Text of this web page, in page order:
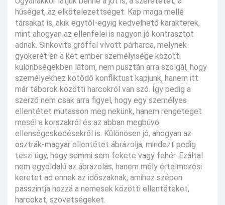
hűséget, az elkötelezettséget. Kap maga mellé
társakat is, akik egytől-egyig kedvelhető karakterek,
mint ahogyan az ellenfelei is nagyon jó kontrasztot
adnak. Sinkovits gróffal vívott párharca, melynek
gyökerét én a két ember személyisége közötti
különbségekben látom, nem pusztán arra szolgál, hogy
személyekhez kötődő konfliktust kapjunk, hanem itt
már táborok közötti harcokról van szó. Így pedig a
szerző nem csak arra figyel, hogy egy személyes
ellentétet mutasson meg nekünk, hanem rengeteget
mesél a korszakról és az abban megbúvó
ellenségeskedésekről is. Különösen jó, ahogyan az
osztrák-magyar ellentétet ábrázolja, mindezt pedig
teszi úgy, hogy semmi sem fekete vagy fehér. Ezáltal
nem egyoldalú az ábrázolás, hanem mély értelmezési
keretet ad ennek az időszaknak, amihez szépen
passzintja hozzá a nemesek közötti ellentéteket,
harcokat, szövetségeket.